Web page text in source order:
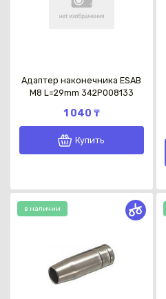
Адаптер наконечника ESAB
M8 L=29mm 342P008133
1 040 ₸
Купить
в наличии